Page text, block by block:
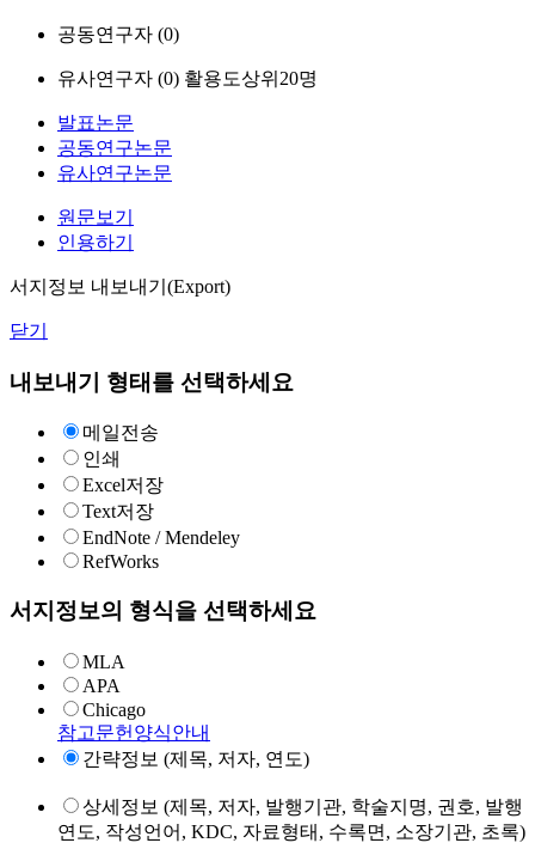
공동연구자 (0)
유사연구자 (0) 활용도상위20명
발표논문
공동연구논문
유사연구논문
원문보기
인용하기
서지정보 내보내기(Export)
닫기
내보내기 형태를 선택하세요
메일전송
인쇄
Excel저장
Text저장
EndNote / Mendeley
RefWorks
서지정보의 형식을 선택하세요
MLA
APA
Chicago
참고문헌양식안내
간략정보 (제목, 저자, 연도)
상세정보 (제목, 저자, 발행기관, 학술지명, 권호, 발행
연도, 작성언어, KDC, 자료형태, 수록면, 소장기관, 초록)